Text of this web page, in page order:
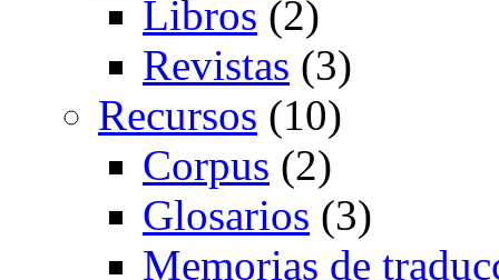
Libros (2)
Revistas (3)
Recursos (10)
Corpus (2)
Glosarios (3)
Memorias de